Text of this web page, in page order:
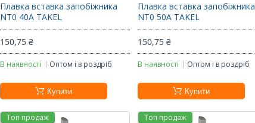
Плавка вставка запобіжника
NT0 40А TAKEL
150,75 ₴
В наявності Оптом і в роздріб
Купити
Плавка вставка запобіжника
NT0 50А TAKEL
150,75 ₴
В наявності Оптом і в роздріб
Купити
Топ продаж Топ продаж